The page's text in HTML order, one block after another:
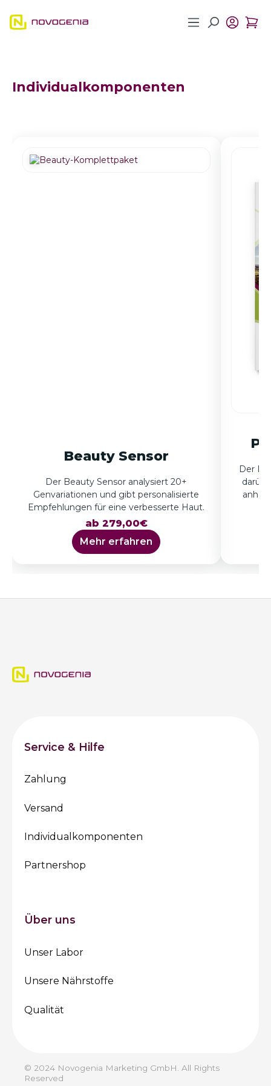
Zum Hauptinhalt springen
Individualkomponenten
Beauty Sensor
Der Beauty Sensor analysiert 20+
Genvariationen und gibt personalisierte
Empfehlungen für eine verbesserte Haut.
ab 279,00€
Mehr erfahren
Der
Service & Hilfe
Zahlung
Versand
Individualkomponenten
Partnershop
Über uns
Unser Labor
Unsere Nährstoffe
Qualität
© 2024 Novogenia Marketing GmbH. All Rights
Reserved